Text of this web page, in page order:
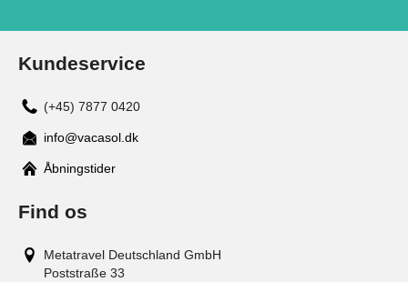
Kundeservice
(+45) 7877 0420
info@vacasol.dk
Åbningstider
Find os
Metatravel Deutschland GmbH
Poststraße 33